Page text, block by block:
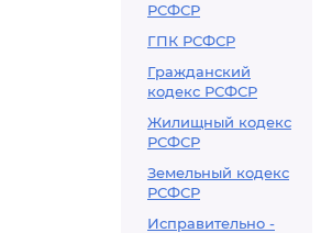
РСФСР
ГПК РСФСР
Гражданский
кодекс РСФСР
Жилищный кодекс
РСФСР
Земельный кодекс
РСФСР
Исправительно -